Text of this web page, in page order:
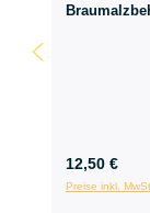
12,50 €
Preise inkl.